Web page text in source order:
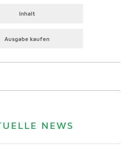
Inhalt
Ausgabe kaufen
NEWS